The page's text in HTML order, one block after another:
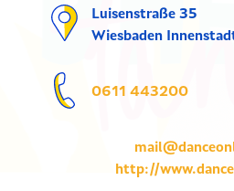
Luisenstraße 35
Wiesbaden
0611 443200
http://